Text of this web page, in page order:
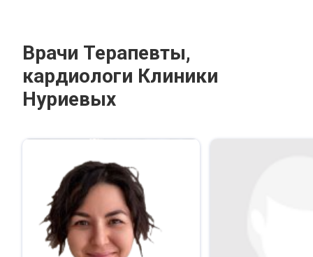
Врачи Терапевты,
кардиологи Клиники
Нуриевых